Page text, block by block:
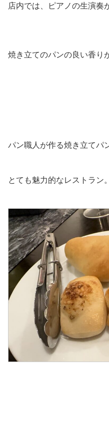
店内では、ピアノの生演奏
焼き立てのパンの良い香り
パン職人が作る焼き立てパ
とても魅力的なレストラン。